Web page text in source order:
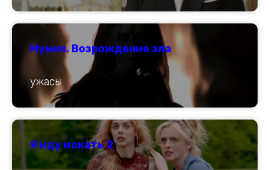
Мумия. Возрождение зла
ужасы
Я иду искать 2